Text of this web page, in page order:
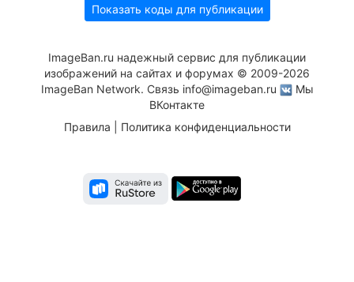
Показать коды для публикации
ImageBan.ru надежный сервис для публикации
изображений на сайтах и форумах © 2009-2026
ImageBan Network. Связь info@imageban.ru
Мы
ВКонтакте
Правила
Политика конфиденциальности